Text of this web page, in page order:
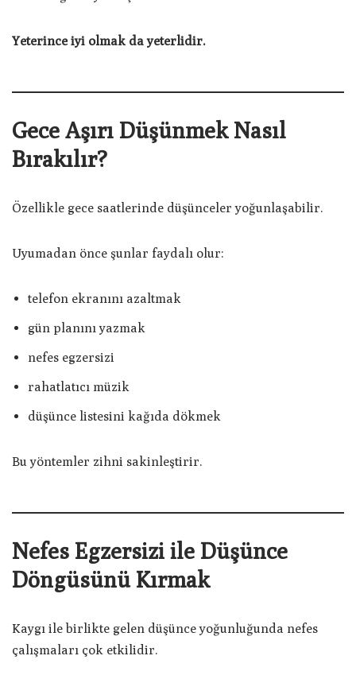
Yeterince iyi olmak da yeterlidir.
Gece Aşırı Düşünmek Nasıl
Bırakılır?
Özellikle gece saatlerinde düşünceler yoğunlaşabilir.
Uyumadan önce şunlar faydalı olur:
telefon ekranını azaltmak
gün planını yazmak
nefes egzersizi
rahatlatıcı müzik
düşünce listesini kağıda dökmek
Bu yöntemler zihni sakinleştirir.
Nefes Egzersizi ile Düşünce
Döngüsünü Kırmak
Kaygı ile birlikte gelen düşünce yoğunluğunda nefes
çalışmaları çok etkilidir.